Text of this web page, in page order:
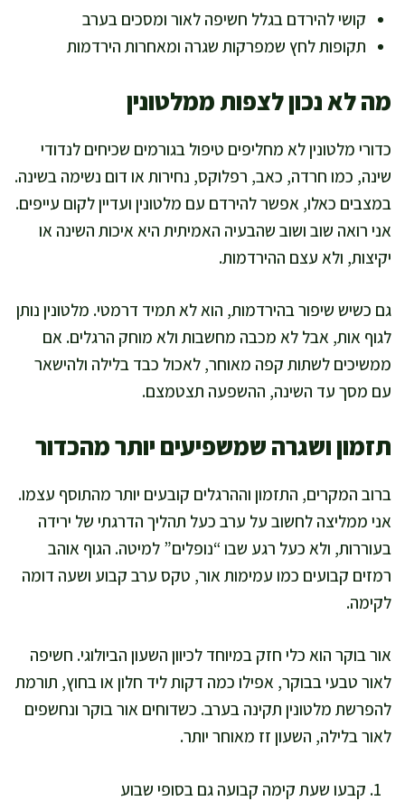
קושי להירדם בגלל חשיפה לאור ומסכים בערב
תקופות לחץ שמפרקות שגרה ומאחרות הירדמות
מה לא נכון לצפות ממלטונין
כדורי מלטונין לא מחליפים טיפול בגורמים שכיחים לנדודי
שינה, כמו חרדה, כאב, רפלוקס, נחירות או דום נשימה בשינה.
במצבים כאלו, אפשר להירדם עם מלטונין ועדיין לקום עייפים.
אני רואה שוב ושוב שהבעיה האמיתית היא איכות השינה או
יקיצות, ולא עצם ההירדמות.
גם כשיש שיפור בהירדמות, הוא לא תמיד דרמטי. מלטונין נותן
לגוף אות, אבל לא מכבה מחשבות ולא מוחק הרגלים. אם
ממשיכים לשתות קפה מאוחר, לאכול כבד בלילה ולהישאר
עם מסך עד השינה, ההשפעה תצטמצם.
תזמון ושגרה שמשפיעים יותר מהכדור
ברוב המקרים, התזמון וההרגלים קובעים יותר מהתוסף עצמו.
אני ממליצה לחשוב על ערב כעל תהליך הדרגתי של ירידה
בעוררות, ולא כעל רגע שבו “נופלים” למיטה. הגוף אוהב
רמזים קבועים כמו עמימות אור, טקס ערב קבוע ושעה דומה
לקימה.
אור בוקר הוא כלי חזק במיוחד לכיוון השעון הביולוגי. חשיפה
לאור טבעי בבוקר, אפילו כמה דקות ליד חלון או בחוץ, תורמת
להפרשת מלטונין תקינה בערב. כשדוחים אור בוקר ונחשפים
לאור בלילה, השעון זז מאוחר יותר.
קבעו שעת קימה קבועה גם בסופי שבוע